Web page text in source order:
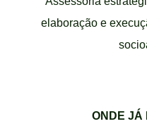
elaboração e
ONDE JÁ